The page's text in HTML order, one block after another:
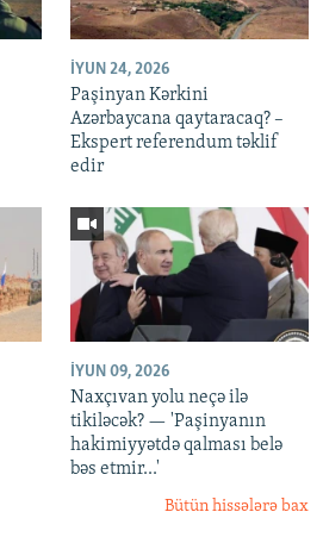
İYUN 24, 2026
Paşinyan Kərkini
Azərbaycana qaytaracaq? –
Ekspert referendum təklif
edir
İYUN 09, 2026
Naxçıvan yolu neçə ilə
tikiləcək? — 'Paşinyanın
hakimiyyətdə qalması belə
bəs etmir...'
Bütün hissələrə bax